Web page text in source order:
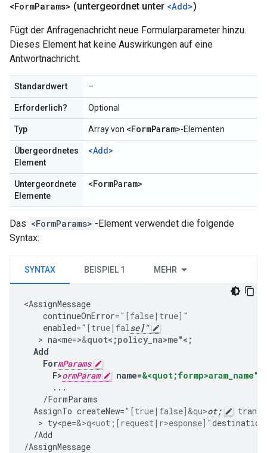
<FormParams> (untergeordnet unter <Add>)
Fügt der Anfragenachricht neue Formularparameter hinzu.
Dieses Element hat keine Auswirkungen auf eine
Antwortnachricht.
Standardwert –
Erforderlich? Optional
Typ Array von <FormParam>-Elementen
Übergeordnetes
Element
<Add>
Untergeordnete
Elemente
<FormParam>
Das <FormParams> -Element verwendet die folgende
Syntax:
SYNTAX BEISPIEL 1 MEHR
<AssignMessage
continueOnError="[false|true]"
enabled="[true|false]"
   >
na<me=>&quot<;policy_na>me"<;
Add
FormParams
F>ormParam name=&<quot;formp>aram_name"
...
/FormParams
AssignTo createNew="[true|false]&qu>ot;
   >
ty<pe=&>q<uot;[request|r>esponse]"
/Add
/AssignMessage